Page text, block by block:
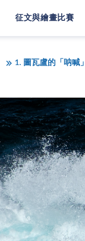
征文與繪畫比賽
1. 圖瓦盧的「呐喊